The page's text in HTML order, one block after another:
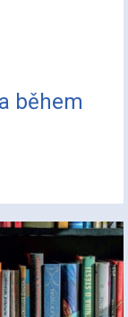
během